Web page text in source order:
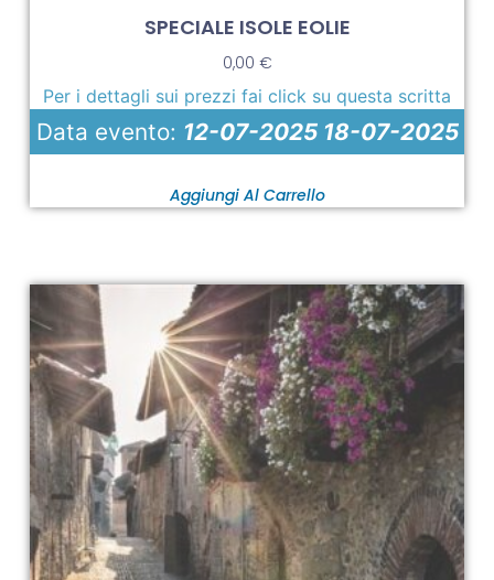
SPECIALE ISOLE EOLIE
0,00 €
Per i dettagli sui prezzi fai click su questa scritta
Data evento: 12-07-2025 18-07-2025
Aggiungi Al Carrello